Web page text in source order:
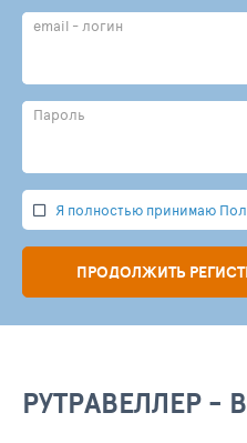
email - логин
Пароль
Я полностью принимаю
ПРОДОЛЖИТЬ
РУТРАВЕЛЛЕР